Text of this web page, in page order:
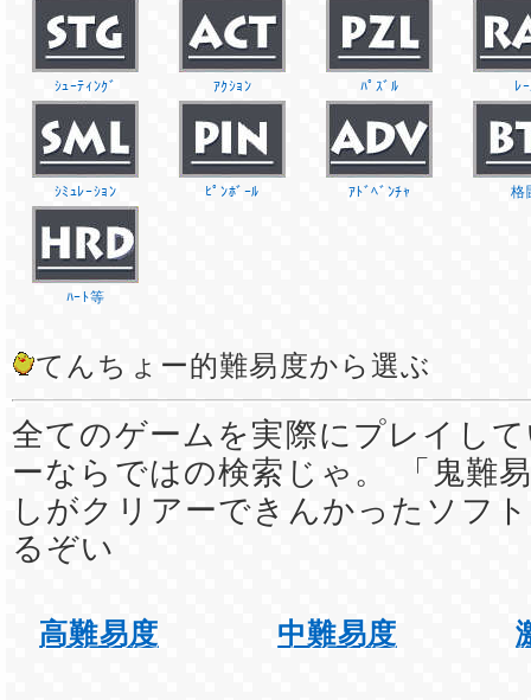
ｼｭｰﾃｨﾝｸﾞ ｱｸｼｮﾝ ﾊﾟｽﾞﾙ ﾚ
ｼﾐｭﾚｰｼｮﾝ ﾋﾟﾝﾎﾞｰﾙ ｱﾄﾞﾍﾞﾝﾁｬ 格
ﾊｰﾄ等
てんちょー的難易度から選ぶ
全てのゲームを実際にプレイし
ーならではの検索じゃ。 「鬼難
しがクリアーできんかったソフ
るぞい
高難易度 中難易度